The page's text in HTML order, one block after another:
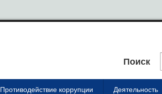
Поиск
Противодействие коррупции Деятельность